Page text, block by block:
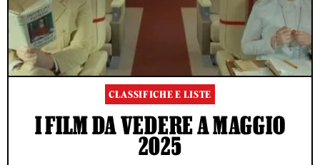
CLASSIFICHE E LISTE
I FILM DA VEDERE A MAGGIO
2025